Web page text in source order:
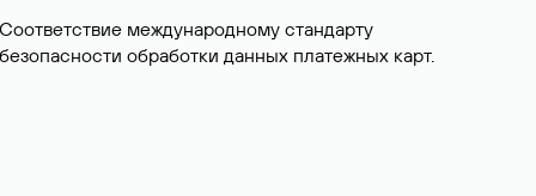
Соответствие международному стандарту
безопасности обработки данных платежных карт.